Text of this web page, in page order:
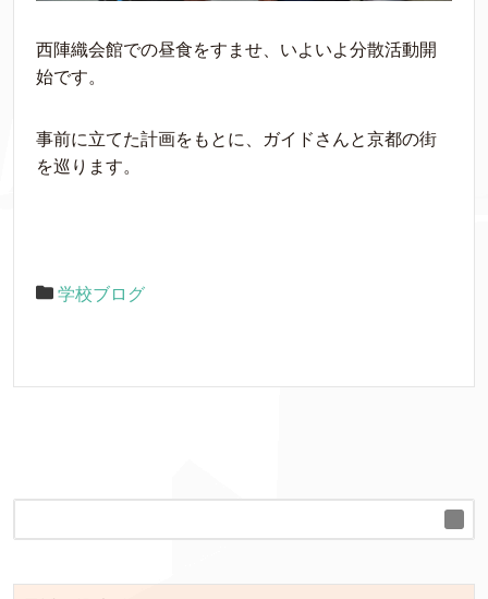
西陣織会館での昼食をすませ、いよいよ分散活動開
始です。
事前に立てた計画をもとに、ガイドさんと京都の街
を巡ります。
学校ブログ